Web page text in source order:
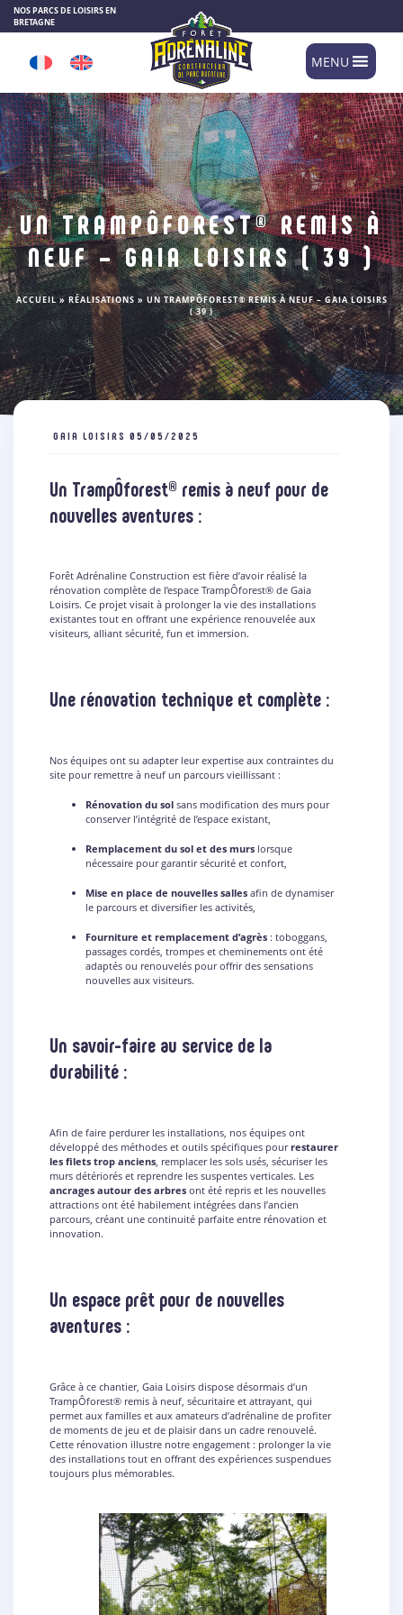
NOS PARCS DE LOISIRS EN
BRETAGNE
MENU
UN TRAMPÔFOREST® REMIS À
NEUF – GAIA LOISIRS ( 39 )
ACCUEIL»RÉALISATIONS » UN TRAMPÔFOREST® REMIS À NEUF – GAIA LOISIRS
( 39 )
GAIA LOISIRS 05/05/2025
Un TrampÔforest® remis à neuf pour de
nouvelles aventures :
Forêt Adrénaline Construction est fière d’avoir réalisé la
rénovation complète de l’espace TrampÔforest® de Gaia
Loisirs. Ce projet visait à prolonger la vie des installations
existantes tout en offrant une expérience renouvelée aux
visiteurs, alliant sécurité, fun et immersion.
Une rénovation technique et complète :
Nos équipes ont su adapter leur expertise aux contraintes du
site pour remettre à neuf un parcours vieillissant :
Rénovation du sol sans modification des murs pour
conserver l’intégrité de l’espace existant,
Remplacement du sol et des murs lorsque
nécessaire pour garantir sécurité et confort,
Mise en place de nouvelles salles afin de dynamiser
le parcours et diversifier les activités,
Fourniture et remplacement d’agrès : toboggans,
passages cordés, trompes et cheminements ont été
adaptés ou renouvelés pour offrir des sensations
nouvelles aux visiteurs.
Un savoir-faire au service de la
durabilité :
Afin de faire perdurer les installations, nos équipes ont
développé des méthodes et outils spécifiques pourrestaurer
les filets trop anciens, remplacer les sols usés, sécuriser les
murs détériorés et reprendre les suspentes verticales. Les
ancrages autour des arbres ont été repris et les nouvelles
attractions ont été habilement intégrées dans l’ancien
parcours, créant une continuité parfaite entre rénovation et
innovation.
Un espace prêt pour de nouvelles
aventures :
Grâce à ce chantier, Gaia Loisirs dispose désormais d’un
TrampÔforest® remis à neuf, sécuritaire et attrayant, qui
permet aux familles et aux amateurs d’adrénaline de profiter
de moments de jeu et de plaisir dans un cadre renouvelé.
Cette rénovation illustre notre engagement : prolonger la vie
des installations tout en offrant des expériences suspendues
toujours plus mémorables.
Panneau de gestion des cookies